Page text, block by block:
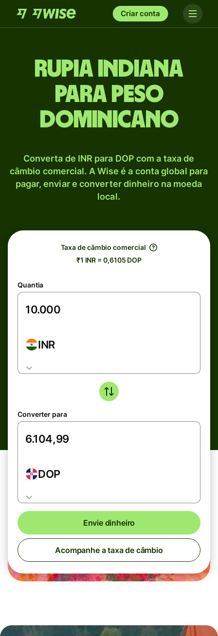
Criar conta
Rupia indiana
para Peso
dominicano
Converta de INR para DOP com a taxa de
câmbio comercial. A Wise é a conta global para
pagar, enviar e converter dinheiro na moeda
local.
Taxa de câmbio comercial
₹1 INR = 0,6105 DOP
Quantia
INR
Converter para
DOP
Envie dinheiro
Acompanhe a taxa de câmbio